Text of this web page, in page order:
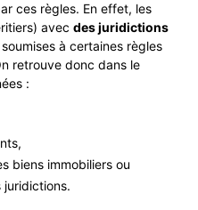
ces règles. En effet, les
avec des juridictions
à certaines règles
retrouve donc dans le
:
biens immobiliers ou
juridictions.